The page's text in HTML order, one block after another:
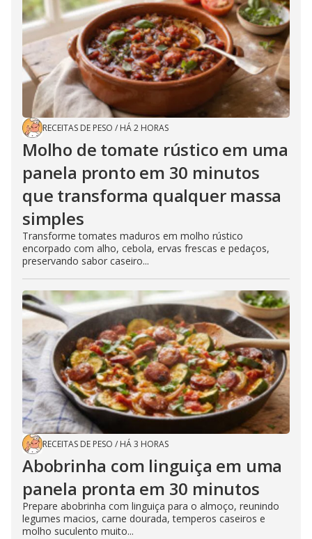
RECEITAS DE PESO / HÁ 2 HORAS
Molho de tomate rústico em uma
panela pronto em 30 minutos
que transforma qualquer massa
simples
Transforme tomates maduros em molho rústico
encorpado com alho, cebola, ervas frescas e pedaços,
preservando sabor caseiro...
RECEITAS DE PESO / HÁ 3 HORAS
Abobrinha com linguiça em uma
panela pronta em 30 minutos
Prepare abobrinha com linguiça para o almoço, reunindo
legumes macios, carne dourada, temperos caseiros e
molho suculento muito...